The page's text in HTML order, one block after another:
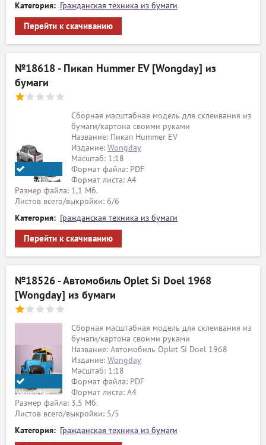
Категория: Гражданская техника из бумаги
Перейти к скачиванию
№18618 - Пикап Hummer EV [Wongday] из
бумаги
Wongday
Сборная масштабная модель для склеивания из
бумаги/картона своими руками
Название: Пикап Hummer EV
Издание: Wongday
Масштаб: 1:18
Формат файла: PDF
Формат листа: А4
Размер файла: 1,1 Мб.
Листов всего/выкройки: 6/6
Категория: Гражданская техника из бумаги
Перейти к скачиванию
№18526 - Автомобиль Oplet Si Doel 1968
[Wongday] из бумаги
Wongday
Сборная масштабная модель для склеивания из
бумаги/картона своими руками
Название: Автомобиль Oplet Si Doel 1968
Издание: Wongday
Масштаб: 1:18
Формат файла: PDF
Формат листа: А4
Размер файла: 3,5 Мб.
Листов всего/выкройки: 5/5
Категория: Гражданская техника из бумаги